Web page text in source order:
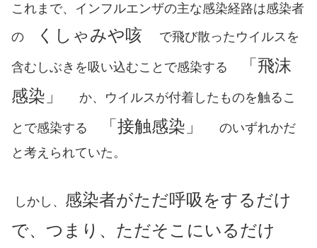
これまで、インフルエンザの主な感染経路は感染者
の
くしゃみや咳 で飛び散ったウイルスを
含むしぶきを吸い込むことで感染する
「飛沫
感染」
か、ウイルスが付着したものを触るこ
とで感染する 「接触感染」
のいずれかだ
と考えられていた。
しかし、 感染者がただ呼吸をするだけ
で、つまり、ただそこにいるだけ